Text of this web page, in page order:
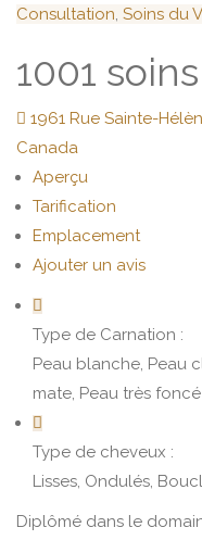
Consultation, Soins du
1001
1961 Rue Sainte-
Canada
Aperçu
Tarification
Emplacement
Ajouter un avis
Type de Carnation :
Peau blanche, Peau
mate, Peau très foncé
Type de cheveux :
Lisses, Ondulés,
Diplômé dans le